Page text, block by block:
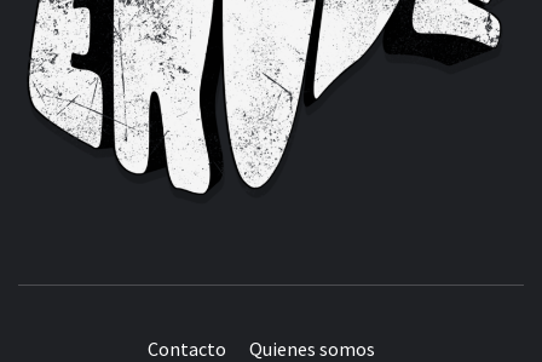
Contacto Quienes somos